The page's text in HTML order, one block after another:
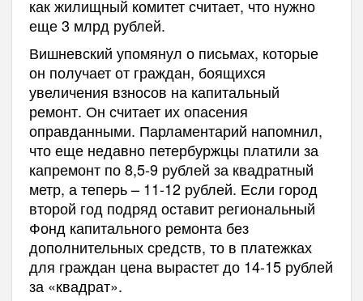
как жилищный комитет считает, что нужно
еще 3 млрд рублей.
Вишневский упомянул о письмах, которые
он получает от граждан, боящихся
увеличения взносов на капитальный
ремонт. Он считает их опасения
оправданными. Парламентарий напомнил,
что еще недавно петербуржцы платили за
капремонт по 8,5-9 рублей за квадратный
метр, а теперь – 11-12 рублей. Если город
второй год подряд оставит региональный
Фонд капитального ремонта без
дополнительных средств, то в платежках
для граждан цена вырастет до 14-15 рублей
за «квадрат».